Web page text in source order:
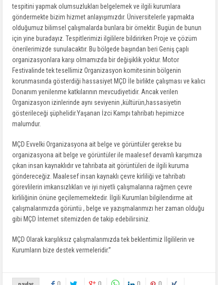
tespitini yapmak olumsuzlukları belgelemek ve ilgili kurumlara
göndermekte bizim hizmet anlayışımızdır. Üniversitelerle yapmakta
olduğumuz bilimsel çalışmalarda bunlara bir örnektir. Bugün de bunun
için yine buradayız. Tespitlerimizi ilgililere bildirirken Proje ve çözüm
önerilerimizde sunulacaktır. Bu bölgede başından beri Geniş çaplı
organizasyonlara karşı olmamızda bir değişiklik yoktur. Motor
Festivalinde tek tesellimiz Organizasyon komitesinin bölgenin
korunmasında gösterdiği hassasiyet MÇD İle birlikte çalışması ve kalıcı
Donanım yenilenme katkılarının mevcudiyetidir. Ancak verilen
Organizasyon izinlerinde aynı seviyenin ,kültürün,hassasiyetin
gösterileceği şüphelidir.Yaşanan İzci Kampı tahribatı hepimizce
malumdur.
MÇD Evvelki Organizasyona ait belge ve görüntüler gerekse bu
organizasyona ait belge ve görüntüler ile maalesef devamlı karşımıza
çıkan insan kaynaklıdır ve tahribata ait görüntüleri de ilgili kuruma
göndereceğiz. Maalesef insan kaynaklı çevre kirliliği ve tahribatı
görevlilerin imkansızlıkları ve iyi niyetli çalışmalarına rağmen çevre
kirliliğinin önüne geçilememektedir. İlgili Kurumları bilgilendirme ait
çalışmalarımızda görüntü , belge ve yazışmalarımızı her zaman olduğu
gibi MÇD İnternet sitemizden de takip edebilirsiniz.
MÇD Olarak karşılıksız çalışmalarımızda tek beklentimiz İlgililerin ve
Kurumların bize destek vermeleridir.”